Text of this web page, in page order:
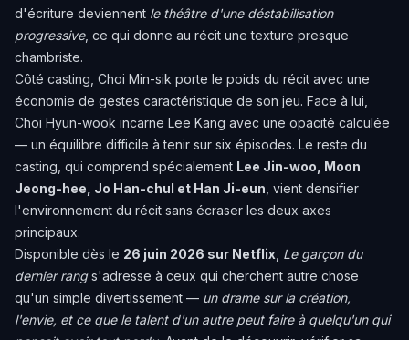
d'écriture deviennent le théâtre d'une déstabilisation
progressive, ce qui donne au récit une texture presque
chambriste.
Côté casting, Choi Min-sik porte le poids du récit avec une
économie de gestes caractéristique de son jeu. Face à lui,
Choi Hyun-wook incarne Lee Kang avec une opacité calculée
— un équilibre difficile à tenir sur six épisodes. Le reste du
casting, qui comprend spécialement Lee Jin-woo, Moon
Jeong-hee, Jo Han-chul et Han Ji-eun , vient densifier
l'environnement du récit sans écraser les deux axes
principaux.
Disponible dès le 26 juin 2026 sur Netflix Le garçon du
dernier rangs'adresse à ceux qui cherchent autre chose
qu'un simple divertissement — un drame sur la création,
l'envie, et ce que le talent d'un autre peut faire à quelqu'un qui